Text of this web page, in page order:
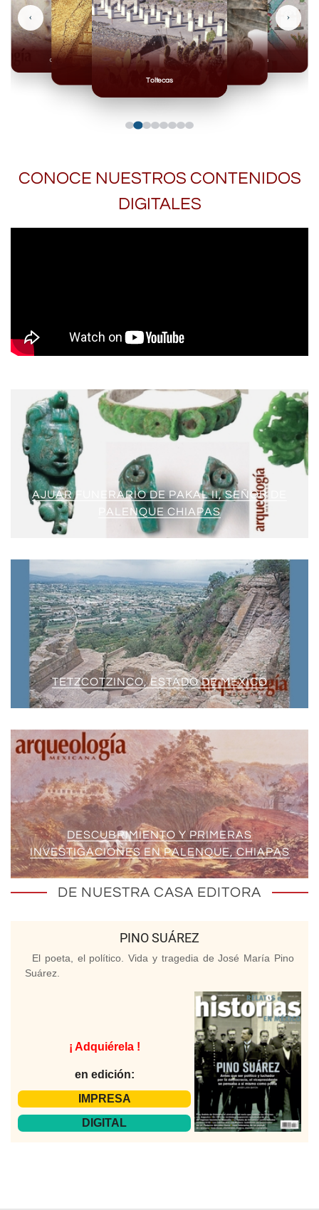
Toltecas
Mexicas
Olmecas
‹ ›
CONOCE NUESTROS CONTENIDOS
DIGITALES
AJUAR FUNERARIO DE PAKAL II, SEÑOR DE
PALENQUE CHIAPAS
TETZCOTZINCO, ESTADO DE MÉXICO
DESCUBRIMIENTO Y PRIMERAS
INVESTIGACIONES EN PALENQUE, CHIAPAS
DE NUESTRA CASA EDITORA
PINO SUÁREZ
El poeta, el político. Vida y tragedia de José María Pino
Suárez.
¡ Adquiérela !
en edición:
IMPRESA
DIGITAL